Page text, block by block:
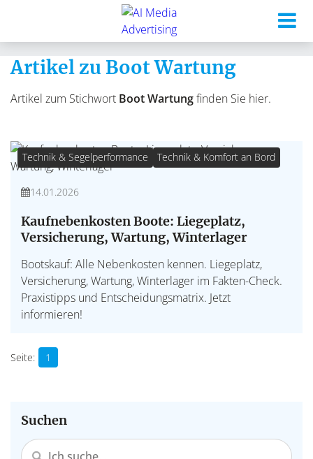
Artikel zu Boot Wartung
Artikel zum Stichwort Boot Wartungfinden Sie hier.
Technik & Segelperformance Technik & Komfort an Bord
14.01.2026
Kaufnebenkosten Boote: Liegeplatz,
Versicherung, Wartung, Winterlager
Bootskauf: Alle Nebenkosten kennen. Liegeplatz,
Versicherung, Wartung, Winterlager im Fakten-Check.
Praxistipps und Entscheidungsmatrix. Jetzt
informieren!
1
Suchen